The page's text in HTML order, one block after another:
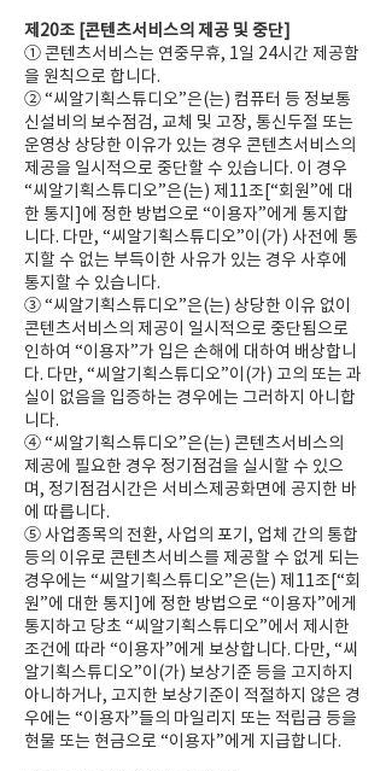
제20조 [콘텐츠서비스의 제공 및 중단]
① 콘텐츠서비스는 연중무휴, 1일 24시간 제공함
을 원칙으로 합니다.
② “씨알기획스튜디오”은(는) 컴퓨터 등 정보통
신설비의 보수점검, 교체 및 고장, 통신두절 또는
운영상 상당한 이유가 있는 경우 콘텐츠서비스의
제공을 일시적으로 중단할 수 있습니다. 이 경우
“씨알기획스튜디오”은(는) 제11조[“회원”에 대
한 통지]에 정한 방법으로 “이용자”에게 통지합
니다. 다만, “씨알기획스튜디오”이(가) 사전에 통
지할 수 없는 부득이한 사유가 있는 경우 사후에
통지할 수 있습니다.
③ “씨알기획스튜디오”은(는) 상당한 이유 없이
콘텐츠서비스의 제공이 일시적으로 중단됨으로
인하여 “이용자”가 입은 손해에 대하여 배상합니
다. 다만, “씨알기획스튜디오”이(가) 고의 또는 과
실이 없음을 입증하는 경우에는 그러하지 아니합
니다.
④ “씨알기획스튜디오”은(는) 콘텐츠서비스의
제공에 필요한 경우 정기점검을 실시할 수 있으
며, 정기점검시간은 서비스제공화면에 공지한 바
에 따릅니다.
⑤ 사업종목의 전환, 사업의 포기, 업체 간의 통합
등의 이유로 콘텐츠서비스를 제공할 수 없게 되는
경우에는 “씨알기획스튜디오”은(는) 제11조[“회
원”에 대한 통지]에 정한 방법으로 “이용자”에게
통지하고 당초 “씨알기획스튜디오”에서 제시한
조건에 따라 “이용자”에게 보상합니다. 다만, “씨
알기획스튜디오”이(가) 보상기준 등을 고지하지
아니하거나, 고지한 보상기준이 적절하지 않은 경
우에는 “이용자”들의 마일리지 또는 적립금 등을
현물 또는 현금으로 “이용자”에게 지급합니다.